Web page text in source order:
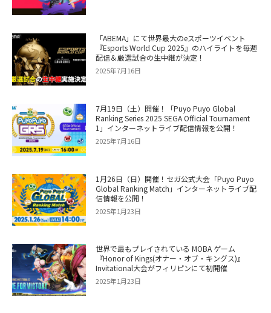
「ABEMA」にて世界最大のeスポーツイベント
『Esports World Cup 2025』のハイライトを毎週
配信＆厳選試合の生中継が決定！
2025年7月16日
7月19日（土）開催！「Puyo Puyo Global
Ranking Series 2025 SEGA Official Tournament
1」インターネットライブ配信情報を公開！
2025年7月16日
1月26日（日）開催！セガ公式大会「Puyo Puyo
Global Ranking Match」インターネットライブ配
信情報を公開！
2025年1月23日
世界で最もプレイされている MOBA ゲーム
『Honor of Kings(オナー・オブ・キングス)』
Invitational大会がフィリピンにて初開催
2025年1月23日